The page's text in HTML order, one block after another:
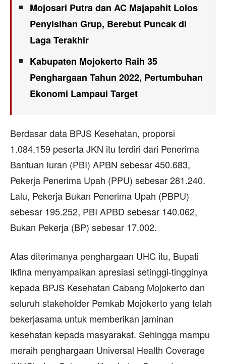
Mojosari Putra dan AC Majapahit Lolos
Penyisihan Grup, Berebut Puncak di
Laga Terakhir
Kabupaten Mojokerto Raih 35
Penghargaan Tahun 2022, Pertumbuhan
Ekonomi Lampaui Target
Berdasar data BPJS Kesehatan, proporsi
1.084.159 peserta JKN itu terdiri dari Penerima
Bantuan Iuran (PBI) APBN sebesar 450.683,
Pekerja Penerima Upah (PPU) sebesar 281.240.
Lalu, Pekerja Bukan Penerima Upah (PBPU)
sebesar 195.252, PBI APBD sebesar 140.062,
Bukan Pekerja (BP) sebesar 17.002.
Atas diterimanya penghargaan UHC itu, Bupati
Ikfina menyampaikan apresiasi setinggi-tingginya
kepada BPJS Kesehatan Cabang Mojokerto dan
seluruh stakeholder Pemkab Mojokerto yang telah
bekerjasama untuk memberikan jaminan
kesehatan kepada masyarakat. Sehingga mampu
meraih penghargaan Universal Health Coverage